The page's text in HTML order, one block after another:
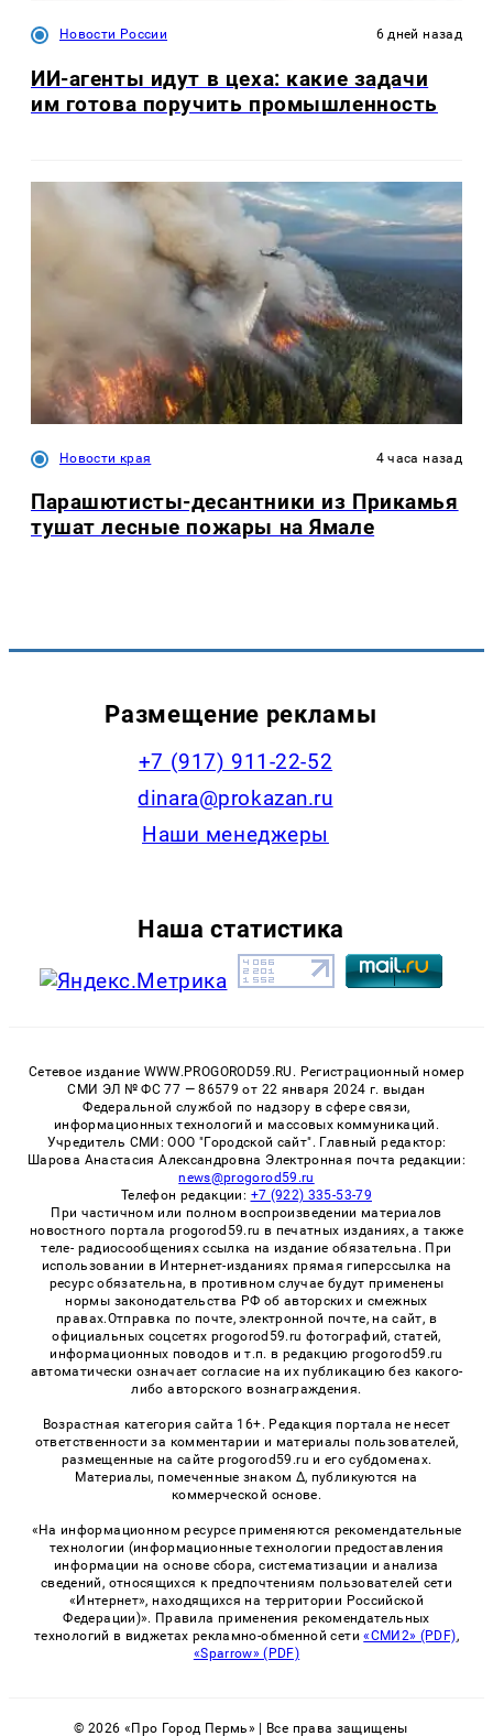
Новости России 6 дней назад
ИИ-агенты идут в цеха: какие задачи
им готова поручить промышленность
Новости края 4 часа назад
Парашютисты-десантники из Прикамья
тушат лесные пожары на Ямале
Размещение рекламы
+7 (917) 911-22-52
dinara@prokazan.ru
Наши менеджеры
Наша статистика
Сетевое издание WWW.PROGOROD59.RU. Регистрационный номер
СМИ ЭЛ № ФС 77 — 86579 от 22 января 2024 г. выдан
Федеральной службой по надзору в сфере связи,
информационных технологий и массовых коммуникаций.
Учредитель СМИ: ООО "Городской сайт". Главный редактор:
Шарова Анастасия Александровна Электронная почта редакции:
news@progorod59.ru
Телефон редакции: +7 (922) 335-53-79
При частичном или полном воспроизведении материалов
новостного портала progorod59.ru в печатных изданиях, а также
теле- радиосообщениях ссылка на издание обязательна. При
использовании в Интернет-изданиях прямая гиперссылка на
ресурс обязательна, в противном случае будут применены
нормы законодательства РФ об авторских и смежных
правах.Отправка по почте, электронной почте, на сайт, в
официальных соцсетях progorod59.ru фотографий, статей,
информационных поводов и т.п. в редакцию progorod59.ru
автоматически означает согласие на их публикацию без какого-
либо авторского вознаграждения.
Возрастная категория сайта 16+. Редакция портала не несет
ответственности за комментарии и материалы пользователей,
размещенные на сайте progorod59.ru и его субдоменах.
Материалы, помеченные знаком Δ, публикуются на
коммерческой основе.
«На информационном ресурсе применяются рекомендательные
технологии (информационные технологии предоставления
информации на основе сбора, систематизации и анализа
сведений, относящихся к предпочтениям пользователей сети
«Интернет», находящихся на территории Российской
Федерации)». Правила применения рекомендательных
технологий в виджетах рекламно-обменной сети«СМИ2» (PDF),
«Sparrow» (PDF)
© 2026 «Про Город Пермь» | Все права защищены